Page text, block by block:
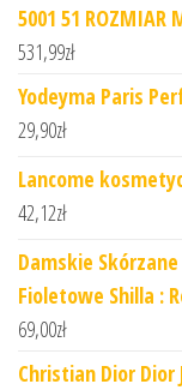
5001 51 ROZMIAR
531,99zł
Yodeyma Paris
29,90zł
Lancome
42,12zł
Damskie
Fioletowe Shilla :
69,00zł
Christian Dior